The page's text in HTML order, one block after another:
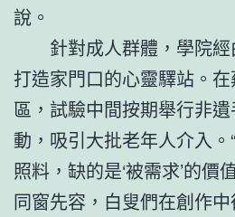
說。
針對成人群體，學院經
打造家門口的心靈驛站。
區，試驗中間按期舉行非
動，吸引大批老年人介入
照料，缺的是‘被需求’的價
同窗先容，白叟們在創作